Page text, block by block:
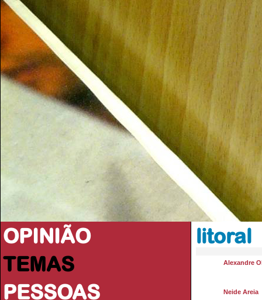
OPINIÃO
TEMAS
PESSOAS
litoral
Alexandre
Neide Areia